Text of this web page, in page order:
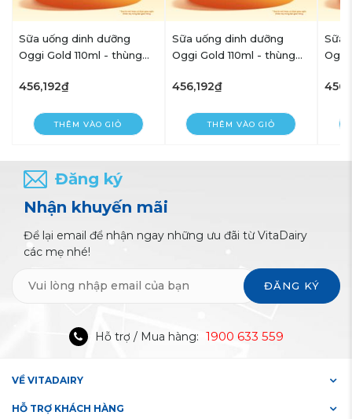
Sữa uống dinh dưỡng
Oggi Gold 110ml - thùng
456,192₫
THÊM VÀO GIỎ
Sữa uống dinh dưỡng
Oggi Gold 110ml - thùng
456,192₫
THÊM VÀO GIỎ
Sữa
Oggi
Đăng ký
Nhận khuyến mãi
Để lại email để nhận ngay những ưu đãi từ VitaDairy
các mẹ nhé!
ĐĂNG KÝ
Hỗ trợ / Mua hàng: 1900 633 559
VỀ VITADAIRY
HỖ TRỢ KHÁCH HÀNG